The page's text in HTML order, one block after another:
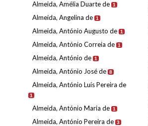
Almeida, Amélia Duarte de 1
Almeida, Angelina de 1
Almeida, António Augusto de 1
Almeida, António Correia de 1
Almeida, António de 1
Almeida, António José de 8
Almeida, António Luís Pereira de
1
Almeida, António Maria de 1
Almeida, António Pereira de 3